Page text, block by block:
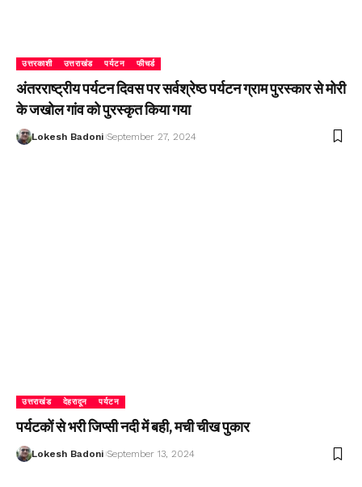
उत्तरकाशी उत्तराखंड पर्यटन फीचर्ड
अंतरराष्ट्रीय पर्यटन दिवस पर सर्वश्रेष्ठ पर्यटन ग्राम पुरस्कार से मोरी
के जखोल गांव को पुरस्कृत किया गया
Lokesh Badoni September 27, 2024
उत्तराखंड देहरादून पर्यटन
पर्यटकों से भरी जिप्सी नदी में बही, मची चीख पुकार
Lokesh Badoni September 13, 2024